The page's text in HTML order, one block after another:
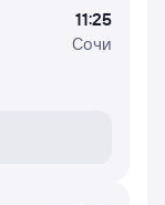
Россия
11:25
Сочи